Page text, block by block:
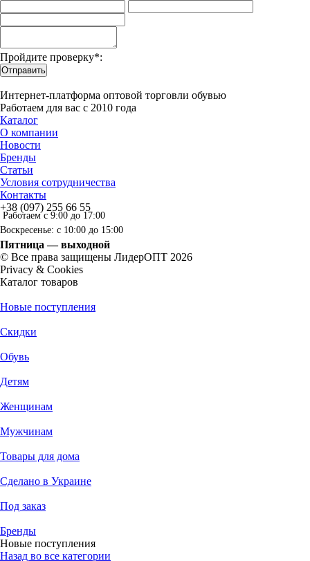
Пройдите проверку*:
Отправить
Интернет-платформа оптовой торговли обувью
Работаем для вас с 2010 года
Каталог
О компании
Новости
Бренды
Статьи
Условия сотрудничества
Контакты
+38 (097) 255 66 55
Работаем с 9:00 до 17:00
Воскресенье: с 10:00 до 15:00
Пятница — выходной
© Все права защищены ЛидерОПТ 2026
Privacy & Cookies
Каталог товаров
Новые поступления
Скидки
Обувь
Детям
Женщинам
Мужчинам
Товары для дома
Сделано в Украине
Под заказ
Бренды
Новые поступления
Назад во все категории